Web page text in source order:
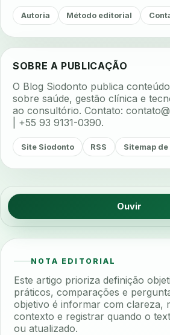
Autoria Método editorial
SOBRE A PUBLICAÇÃO
O Blog Siodonto publica
sobre saúde, gestão clínica e
ao consultório. Contato:
| +55 93 9131-0390.
Site Siodonto RSS Sitemap
Ouvir
NOTA EDITORIAL
Este artigo prioriza definição
práticos, comparações e
objetivo é informar com clareza,
contexto e registrar quando o
ou atualizado.